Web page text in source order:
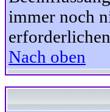
immer noch
Nach oben